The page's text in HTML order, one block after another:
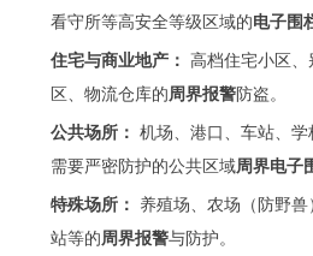
看守所等高安全等级区域的电子围
住宅与商业地产： 高档住宅小区
区、物流仓库的周界报警防盗。
公共场所： 机场、港口、车站、
需要严密防护的公共区域周界电子
特殊场所： 养殖场、农场（防野
站等的周界报警与防护。